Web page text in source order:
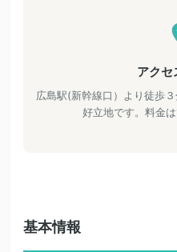
アクセ
広島駅(新幹線口）より徒歩
好立地です。料金
基本情報